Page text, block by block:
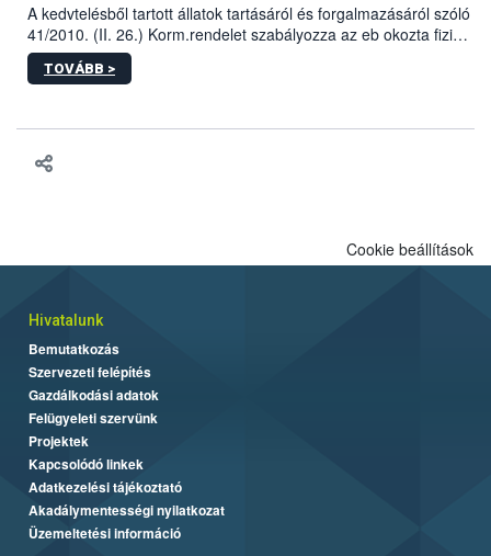
A kedvtelésből tartott állatok tartásáról és forgalmazásáról szóló
41/2010. (II. 26.) Korm.rendelet szabályozza az eb okozta fizikai
sérülés, illetve ennek veszélye keletkezésekor felmerülő
hatósági feladatokat, valamint a veszélyes eb tartását és annak
TOVÁBB >
Cookie beállítások
Hivatalunk
Bemutatkozás
Szervezeti felépítés
Gazdálkodási adatok
Felügyeleti szervünk
Projektek
Kapcsolódó linkek
Adatkezelési tájékoztató
Akadálymentességi nyilatkozat
Üzemeltetési információ